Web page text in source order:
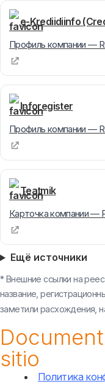
e-Krediidiinfo
Профиль компании —
Inforegister
Профиль компании —
Teatmik
Карточка компании —
Ещё источники
* Внешние ссылки на
название,
заметили расхождения,
sitio
Политика